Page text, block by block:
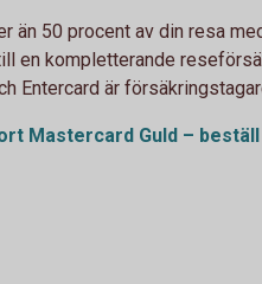
än 50 procent av din resa
en kompletterande
Entercard är
Mastercard Guld –